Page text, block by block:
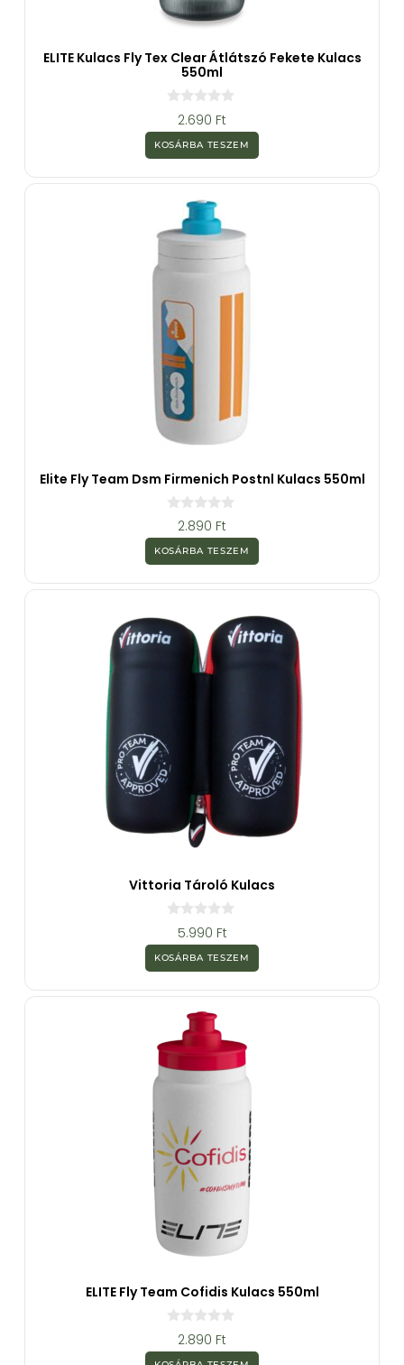
ELITE Kulacs Fly Tex Clear Átlátszó Fekete Kulacs
550ml
z
5
b
2.690 Ft
KOSÁRBA TESZEM
Elite Fly Team Dsm Firmenich Postnl Kulacs 550ml
z
5
b
2.890 Ft
KOSÁRBA TESZEM
Vittoria Tároló Kulacs
z
5
b
5.990 Ft
KOSÁRBA TESZEM
ELITE Fly Team Cofidis Kulacs 550ml
z
2.890 Ft